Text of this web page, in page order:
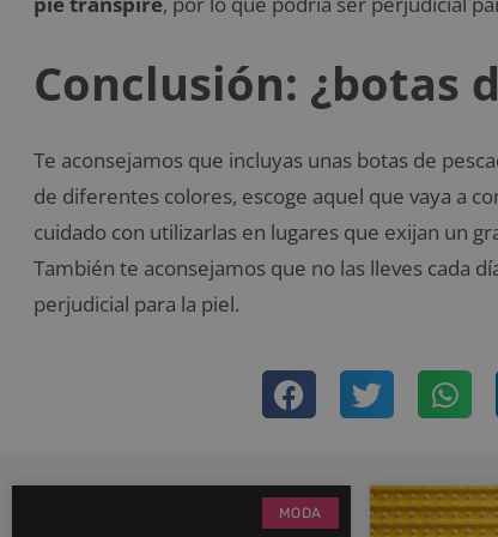
Conclusión: ¿botas
Te aconsejamos que incluyas unas botas de
de diferentes colores, escoge aquel que vaya a
cuidado con utilizarlas en lugares que exijan un
También te aconsejamos que no las lleves cada
perjudicial para la piel.
MODA